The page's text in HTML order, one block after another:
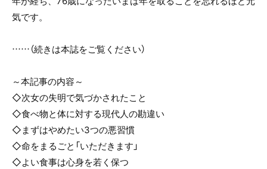
気です。
……（続きは本誌をご覧ください）
～本記事の内容～
◇次女の失明で気づかされたこと
◇食べ物と体に対する現代人の勘違い
◇まずはやめたい3つの悪習慣
◇命をまるごと「いただきます」
◇よい食事は心身を若く保つ